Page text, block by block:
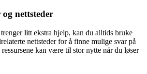
nettsteder
litt ekstra hjelp, kan du alltids bruke
nettsteder for å finne mulige svar på
kan være til stor nytte når du løser